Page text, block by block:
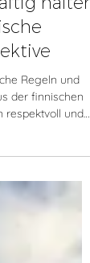
die
halten
der finnischen
Perspektive
und warum
werden sollte.